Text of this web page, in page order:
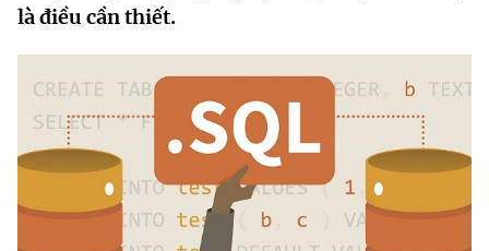
Lịch sử phát triển
Sở Khoa học và Công nghệ
Đổi mới sáng tạo
Chuyển đổi số
Bưu chính, Viễn thông
Sở hữu trí tuệ
Tiêu chuẩn, đo lường, chất lượng
Hệ thống văn bản
Văn bản chỉ đạo điều hành
Lấy ý kiến người dân về dự thảo VBQPPL
THỐNG KÊ
Khoa học và Công nghệ
Đổi mới sáng tạo
Multimedia
THƯ ĐIỆN TỬ
là điều cần thiết.